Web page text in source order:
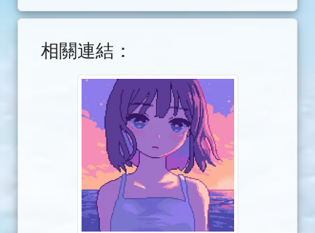
相關連結：